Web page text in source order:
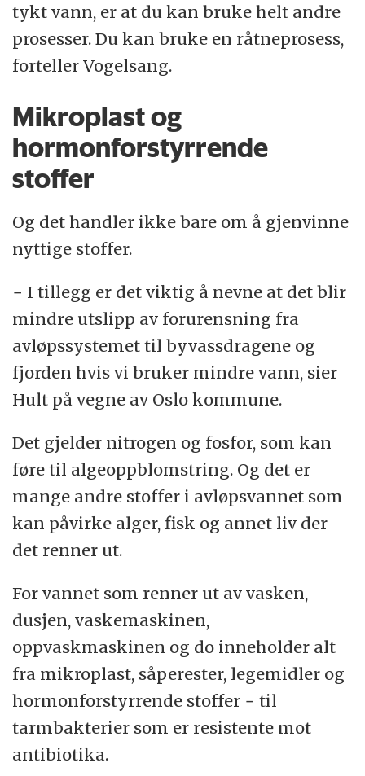
tykt vann, er at du kan bruke helt andre
prosesser. Du kan bruke en råtneprosess,
forteller Vogelsang.
Mikroplast og
hormonforstyrrende
stoffer
Og det handler ikke bare om å gjenvinne
nyttige stoffer.
− I tillegg er det viktig å nevne at det blir
mindre utslipp av forurensning fra
avløpssystemet til byvassdragene og
fjorden hvis vi bruker mindre vann, sier
Hult på vegne av Oslo kommune.
Det gjelder nitrogen og fosfor, som kan
føre til algeoppblomstring. Og det er
mange andre stoffer i avløpsvannet som
kan påvirke alger, fisk og annet liv der
det renner ut.
For vannet som renner ut av vasken,
dusjen, vaskemaskinen,
oppvaskmaskinen og do inneholder alt
fra mikroplast, såperester, legemidler og
hormonforstyrrende stoffer − til
tarmbakterier som er resistente mot
antibiotika.